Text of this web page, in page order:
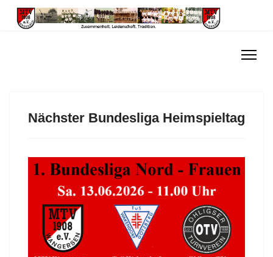
Nächster Bundesliga Heimspieltag